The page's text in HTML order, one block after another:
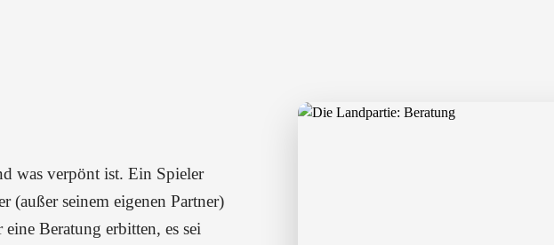
was verpönt ist. Ein Spieler
(außer seinem eigenen Partner)
Beratung erbitten, es sei